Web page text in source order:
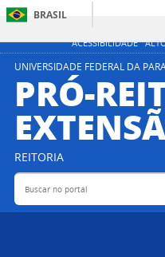
ACESSIBILIDADE
BRASIL
UNIVERSIDADE FEDERAL DA
PRÓ-
REITORIA
Buscar no portal